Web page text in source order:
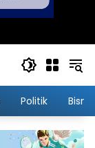
Politik